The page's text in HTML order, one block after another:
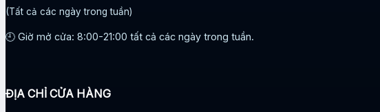
(Tất cả các ngày trong tuần)
🕘 Giờ mở cửa: 8:00-21:00 tất cả các ngày trong tuần.
ĐỊA CHỈ CỬA HÀNG